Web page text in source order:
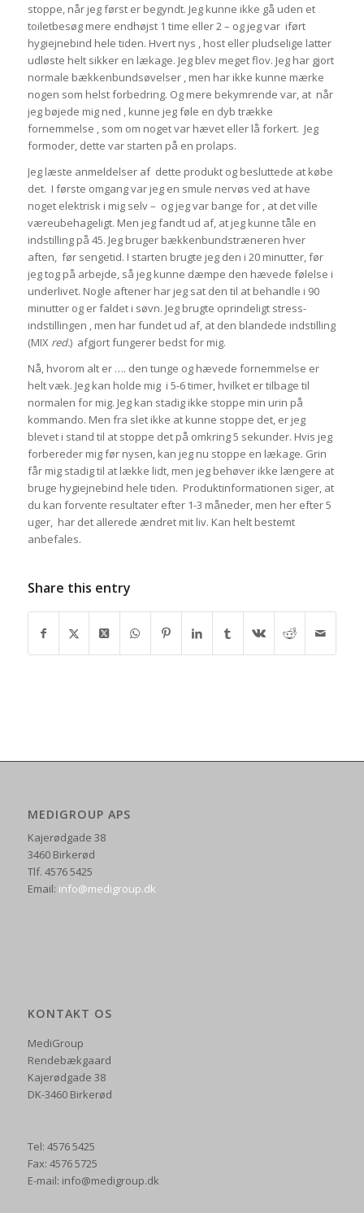
stoppe, når jeg først er begyndt. Jeg kunne ikke gå uden et
toiletbesøg mere endhøjst 1 time eller 2 – og jeg var iført
hygiejnebind hele tiden. Hvert nys , host eller pludselige latter
udløste helt sikker en lækage. Jeg blev meget flov. Jeg har gjort
normale bækkenbundsøvelser , men har ikke kunne mærke
nogen som helst forbedring. Og mere bekymrende var, at når
jeg bøjede mig ned , kunne jeg føle en dyb trække
fornemmelse , som om noget var hævet eller lå forkert. Jeg
formoder, dette var starten på en prolaps.
Jeg læste anmeldelser af dette produkt og besluttede at købe
det. I første omgang var jeg en smule nervøs ved at have
noget elektrisk i mig selv – og jeg var bange for , at det ville
væreubehageligt. Men jeg fandt ud af, at jeg kunne tåle en
indstilling på 45. Jeg bruger bækkenbundstræneren hver
aften, før sengetid. I starten brugte jeg den i 20 minutter, før
jeg tog på arbejde, så jeg kunne dæmpe den hævede følelse i
underlivet. Nogle aftener har jeg sat den til at behandle i 90
minutter og er faldet i søvn. Jeg brugte oprindeligt stress-
indstillingen , men har fundet ud af, at den blandede indstilling
(MIX red.) afgjort fungerer bedst for mig.
Nå, hvorom alt er …. den tunge og hævede fornemmelse er
helt væk. Jeg kan holde mig i 5-6 timer, hvilket er tilbage til
normalen for mig. Jeg kan stadig ikke stoppe min urin på
kommando. Men fra slet ikke at kunne stoppe det, er jeg
blevet i stand til at stoppe det på omkring 5 sekunder. Hvis jeg
forbereder mig før nysen, kan jeg nu stoppe en lækage. Grin
får mig stadig til at lække lidt, men jeg behøver ikke længere at
bruge hygiejnebind hele tiden. Produktinformationen siger, at
du kan forvente resultater efter 1-3 måneder, men her efter 5
uger, har det allerede ændret mit liv. Kan helt bestemt
anbefales.
Share this entry
MEDIGROUP APS
Kajerødgade 38
3460 Birkerød
Tlf. 4576 5425
Email: info@medigroup.dk
KONTAKT OS
MediGroup
Rendebækgaard
Kajerødgade 38
DK-3460 Birkerød
Tel: 4576 5425
Fax: 4576 5725
E-mail: info@medigroup.dk